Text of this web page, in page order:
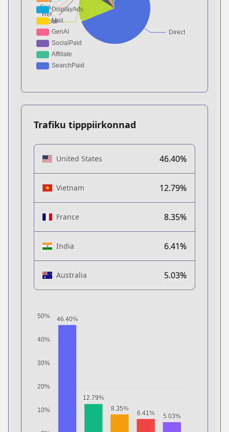
Trafiku tipppiirkonnad
United States 46.40%
Vietnam 12.79%
France 8.35%
India 6.41%
Australia 5.03%